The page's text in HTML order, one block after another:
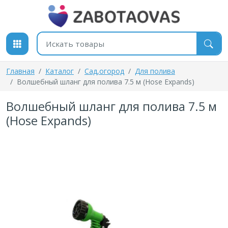
К содержимому
Поиск товаров
Главная Каталог Cад,огород
Для полива
Волшебный шланг для полива 7.5 м (Hose Expands)
Волшебный шланг для полива 7.5 м
(Hose Expands)